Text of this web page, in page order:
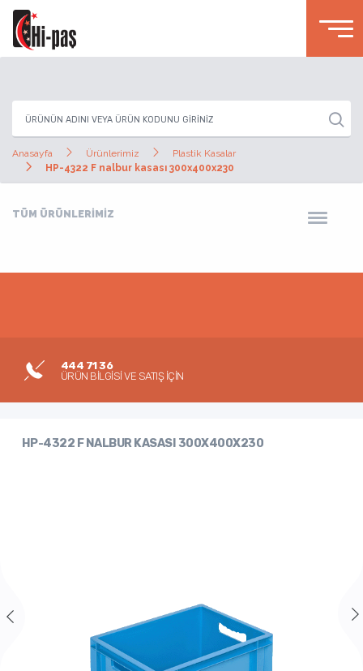
Anasayfa Ürünlerimiz
Plastik Kasalar
HP-4322 F nalbur kasası 300x400x230
TÜM ÜRÜNLERİMİZ
444 71 36
ÜRÜN BİLGİSİ VE SATIŞ İÇİN
HP-4322 F NALBUR KASASI 300X400X230